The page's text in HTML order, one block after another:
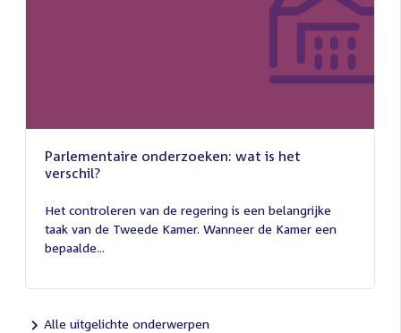
Parlementaire onderzoeken: wat is het
verschil?
juli
2026
Het controleren van de regering is een belangrijke
taak van de Tweede Kamer. Wanneer de Kamer een
bepaalde...
Alle uitgelichte onderwerpen